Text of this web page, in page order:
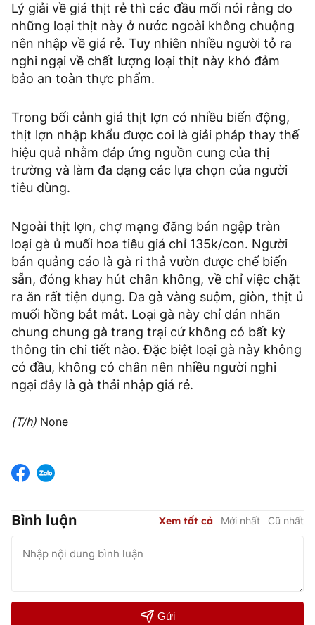
Lý giải về giá thịt rẻ thì các đầu mối nói rằng do
những loại thịt này ở nước ngoài không chuộng
nên nhập về giá rẻ. Tuy nhiên nhiều người tỏ ra
nghi ngại về chất lượng loại thịt này khó đảm
bảo an toàn thực phẩm.
Trong bối cảnh giá thịt lợn có nhiều biến động,
thịt lợn nhập khẩu được coi là giải pháp thay thế
hiệu quả nhằm đáp ứng nguồn cung của thị
trường và làm đa dạng các lựa chọn của người
tiêu dùng.
Ngoài thịt lợn, chợ mạng đăng bán ngập tràn
loại gà ủ muối hoa tiêu giá chỉ 135k/con. Người
bán quảng cáo là gà ri thả vườn được chế biến
sẵn, đóng khay hút chân không, về chỉ việc chặt
ra ăn rất tiện dụng. Da gà vàng suộm, giòn, thịt ủ
muối hồng bắt mắt. Loại gà này chỉ dán nhãn
chung chung gà trang trại cứ không có bất kỳ
thông tin chi tiết nào. Đặc biệt loại gà này không
có đầu, không có chân nên nhiều người nghi
ngại đây là gà thải nhập giá rẻ.
(T/h) None
Bình luận Xem tất cả Mới nhất Cũ nhất
Gửi